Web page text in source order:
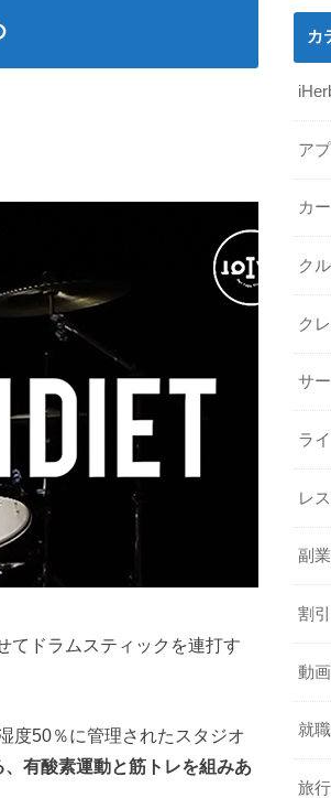
てドラムスティックを連打す
度50％に管理されたスタジオ
有酸素運動と筋トレを組みあ
カ
ア
カ
ク
ク
サ
ラ
レ
副業
割
動
就
旅